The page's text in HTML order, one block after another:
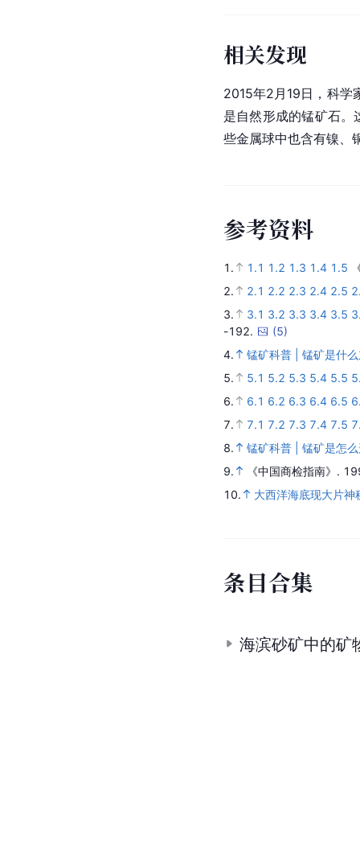
相关发现
2015年2月19日，科学
是自然形成的锰矿石。
些金属球中也含有镍、
参考资料
1. 1.1 1.2 1.3 1.4 1.5
2.
2.1 2.2 2.3 2.4 2.5
3.
3.1 3.2 3.3 3.4 3.5
-192.
(5)
4.
锰矿科普 | 锰矿是什
5.
5.1 5.2 5.3 5.4 5.5
6.
6.1 6.2 6.3 6.4 6.5
7.
7.1 7.2 7.3 7.4 7.5
8.
锰矿科普 | 锰矿是怎
9.
《中国商检指南》 .
10.
大西洋海底现大片
条目合集
海滨砂矿中的矿